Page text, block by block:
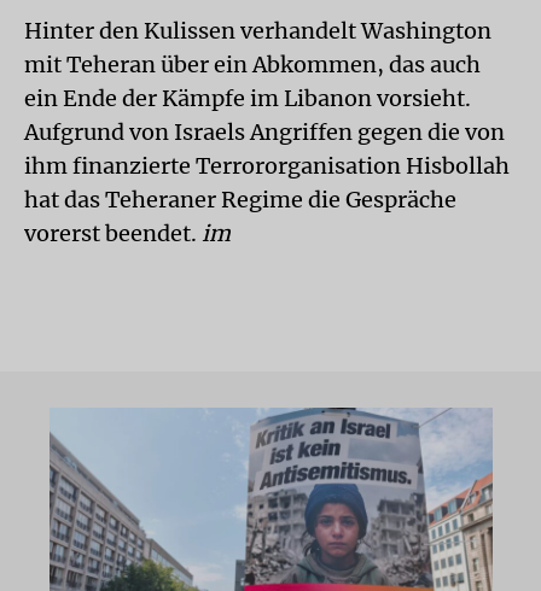
Hinter den Kulissen verhandelt Washington
mit Teheran über ein Abkommen, das auch
ein Ende der Kämpfe im Libanon vorsieht.
Aufgrund von Israels Angriffen gegen die von
ihm finanzierte Terrororganisation Hisbollah
hat das Teheraner Regime die Gespräche
vorerst beendet. im